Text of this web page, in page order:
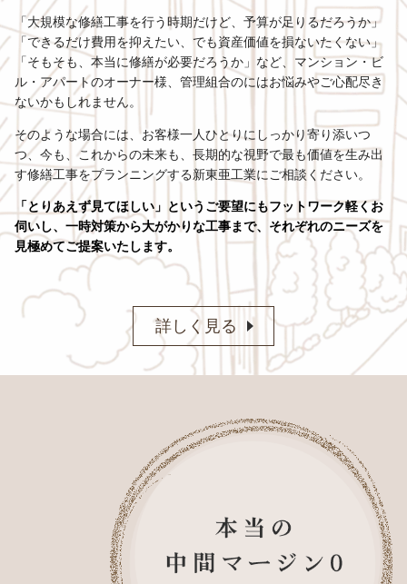
「大規模な修繕工事を行う時期だけど、予算が足りるだろうか」
「できるだけ費用を抑えたい、でも資産価値を損ないたくない」
「そもそも、本当に修繕が必要だろうか」など、マンション・ビ
ル・アパートのオーナー様、管理組合のにはお悩みやご心配尽き
ないかもしれません。
そのような場合には、お客様一人ひとりにしっかり寄り添いつ
つ、今も、これからの未来も、長期的な視野で最も価値を生み出
す修繕工事をプランニングする新東亜工業にご相談ください。
「とりあえず見てほしい」というご要望にもフットワーク軽くお
伺いし、一時対策から大がかりな工事まで、それぞれのニーズを
見極めてご提案いたします。
詳しく見る